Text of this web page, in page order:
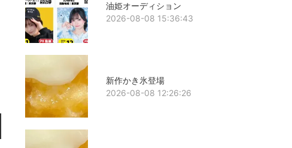
油姫オーディション
2026-08-08 15:36:43
新作かき氷登場
2026-08-08 12:26:26